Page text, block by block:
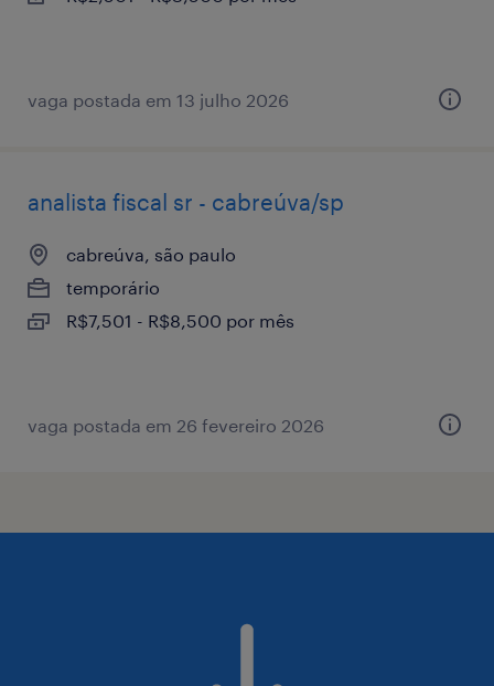
vaga postada em 13 julho 2026
analista fiscal sr - cabreúva/sp
cabreúva, são paulo
temporário
R$7,501 - R$8,500 por mês
vaga postada em 26 fevereiro 2026